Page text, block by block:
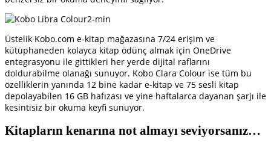
Üstelik Kobo.com e-kitap mağazasına 7/24 erişim ve
kütüphaneden kolayca kitap ödünç almak için OneDrive
entegrasyonu ile gittikleri her yerde dijital raflarını
doldurabilme olanağı sunuyor. Kobo Clara Colour ise tüm bu
özelliklerin yanında 12 bine kadar e-kitap ve 75 sesli kitap
depolayabilen 16 GB hafızası ve yine haftalarca dayanan şarjı ile
kesintisiz bir okuma keyfi sunuyor.
Kitapların kenarına not almayı seviyorsanız…